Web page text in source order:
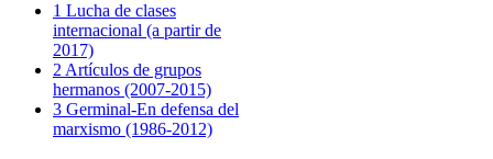
1 Lucha de clases
internacional (a partir de
2017)
2 Artículos de grupos
hermanos (2007-2015)
3 Germinal-En defensa del
marxismo (1986-2012)